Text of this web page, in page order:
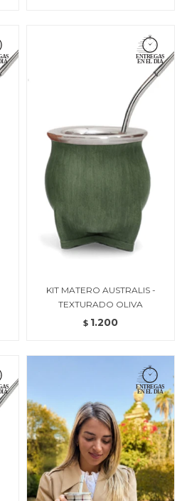
KIT MATERO AUSTRALIS -
TEXTURADO OLIVA
$ 1.200